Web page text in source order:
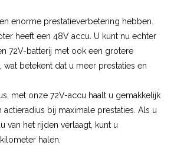
enorme prestatieverbetering hebben.
heeft een 48V accu. U kunt nu echter
72V-batterij met ook een grotere
wat betekent dat u meer prestaties en
met onze 72V-accu haalt u gemakkelijk
actieradius bij maximale prestaties. Als u
van het rijden verlaagt, kunt u
halen.